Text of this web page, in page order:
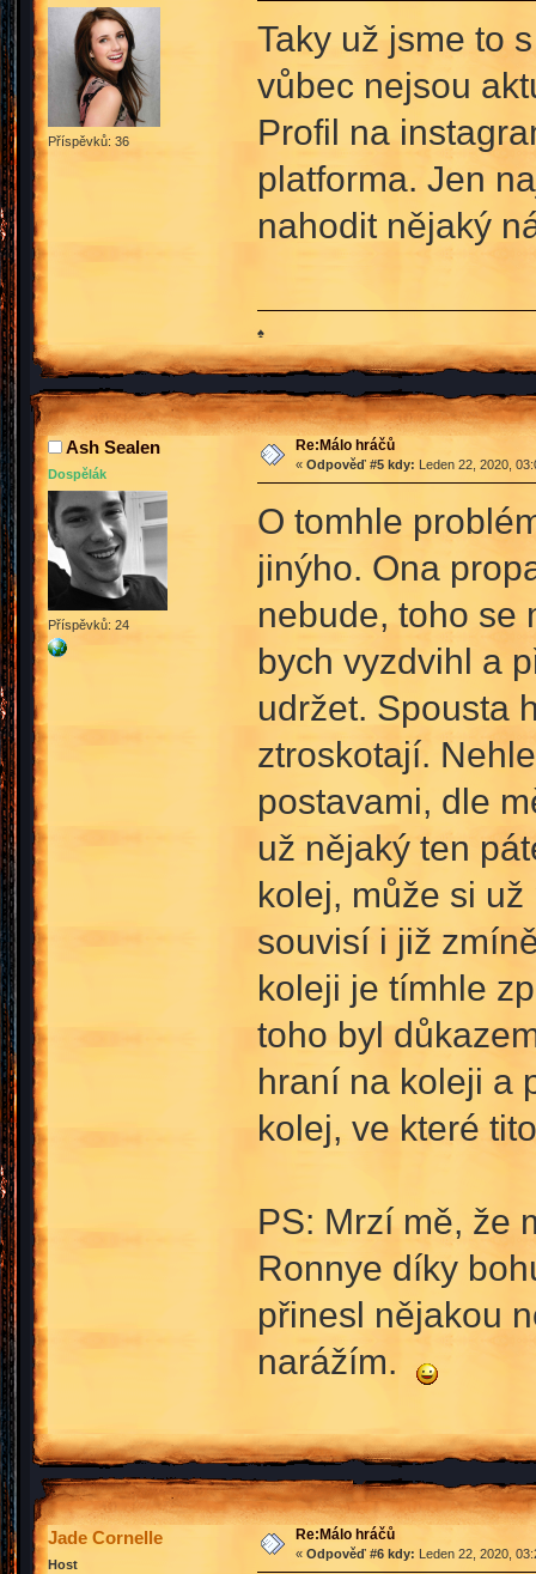
Příspěvků: 36
Taky už jsme to
vůbec nejsou
Profil na
platforma. Jen
nahodit nějaký
♠
Ash Sealen
Dospělák
Příspěvků: 24
Re:Málo hráčů
« Odpověď #5 kdy: Leden 22, 2020,
O tomhle
jinýho. Ona
nebude, toho se
bych vyzdvihl a
udržet. Spousta
ztroskotají.
postavami, dle
už nějaký ten
kolej, může si
souvisí i již
koleji je tímhle
toho byl
hraní na koleji a
kolej, ve které
PS: Mrzí mě, že
Ronnye díky
přinesl nějakou
narážím.
Jade Cornelle
Host
Re:Málo hráčů
« Odpověď #6 kdy: Leden 22, 2020,